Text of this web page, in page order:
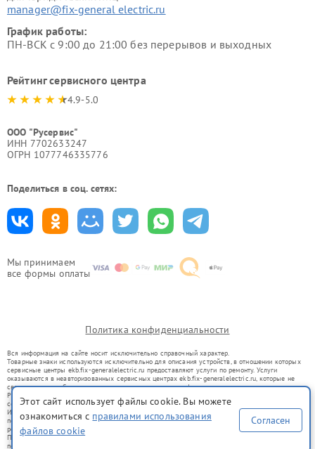
Мы принимаем
все формы оплаты
manager@fix-general electric.ru
График работы:
ПН-ВСК с 9:00 до 21:00 без перерывов и выходных
Рейтинг сервисного центра
4.9-5.0
ООО "Русервис"
ИНН 7702633247
ОГРН 1077746335776
Поделиться в соц. сетях:
Политика конфиденциальности
Вся информация на сайте носит исключительно справочный характер.
Товарные знаки используются исключительно для описания устройств, в отношении которых
сервисные центры ekb.fix-generalelectric.ru предоставляют услуги по ремонту. Услуги
оказываются в неавторизованных сервисных центрах ekb.fix-generalelectric.ru, которые не
связаны с правообладателями товарных знаков или их официальными представителями.
Ремонт осуществляется для устройств, уже введенных в гражданский оборот в соответствии
со статьей 1487 ГК РФ.
Использование товарных знаков не преследует цели индивидуализации услуг или введения
потребителей в заблуждение, а служит для информирования о предоставляемых услугах по
ремонту техники указанных брендов.
Представленная на сайте информация не является публичной офертой, определяемой
положениями Статьи 437(2) Гражданского кодекса РФ
Этот сайт использует файлы cookie. Вы можете
ознакомиться с правилами использования
файлов cookie
Согласен